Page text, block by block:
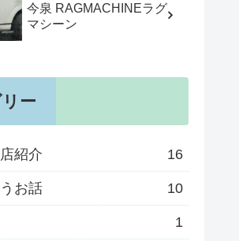
今泉 RAGMACHINEラグ
マシーン
ー
紹介 16
お話 10
1